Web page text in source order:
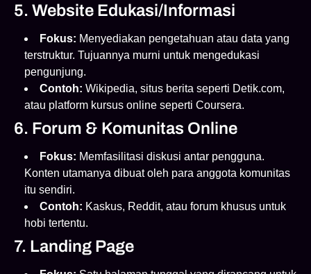
5. Website Edukasi/Informasi
Fokus: Menyediakan pengetahuan atau data yang
terstruktur. Tujuannya murni untuk mengedukasi
pengunjung.
Contoh: Wikipedia, situs berita seperti Detik.com,
atau platform kursus online seperti Coursera.
6. Forum & Komunitas Online
Fokus: Memfasilitasi diskusi antar pengguna.
Konten utamanya dibuat oleh para anggota komunitas
itu sendiri.
Contoh: Kaskus, Reddit, atau forum khusus untuk
hobi tertentu.
7. Landing Page